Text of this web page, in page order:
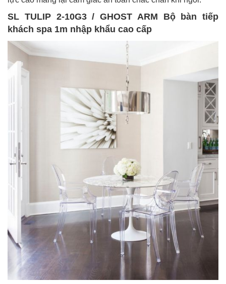
SL TULIP 2-10G3 / GHOST ARM Bộ bàn tiếp
khách spa 1m nhập khẩu cao cấp